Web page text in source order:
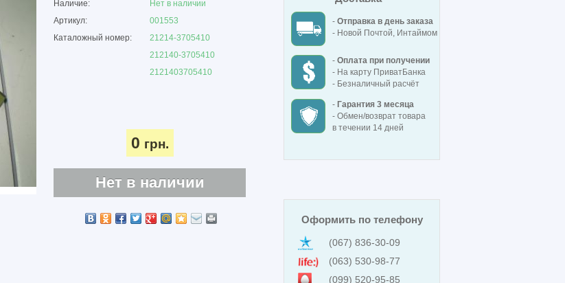
Наличие:
Нет в наличии
Артикул:
001553
Каталожный номер:
21214-3705410
212140-3705410
2121403705410
0 грн.
Нет в наличии
- Отправка в день заказа
- Новой Почтой, Интаймом
- Оплата при получении
- На карту ПриватБанка
- Безналичный расчёт
- Гарантия 3 месяца
- Обмен/возврат товара
в течении 14 дней
Оформить по телефону
(067) 836-30-09
(063) 530-98-77
(099) 520-95-85